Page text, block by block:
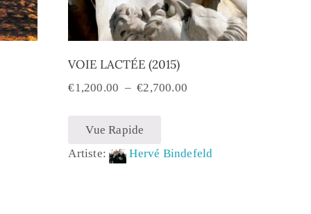
VOIE LACTÉE (2015)
€1,200.00 – €2,700.00
Vue Rapide
Artiste:
Hervé Bindefeld